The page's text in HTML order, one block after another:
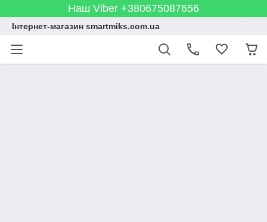
Наш Viber +380675087656
Інтернет-магазин smartmiks.com.ua